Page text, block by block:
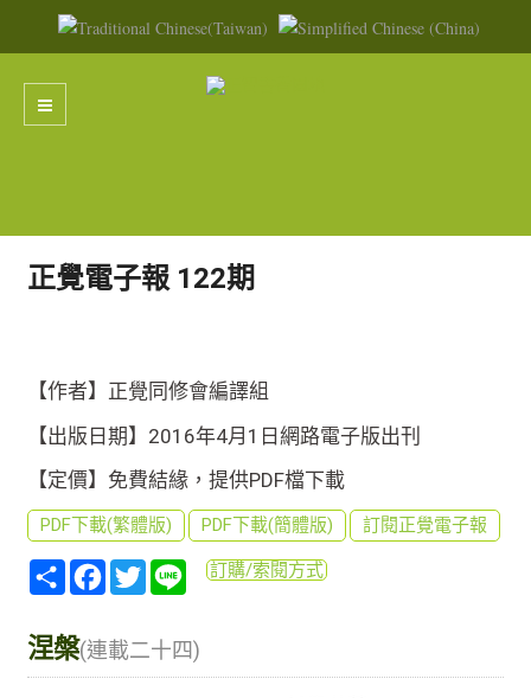
正覺電子報 122期
【作者】正覺同修會編譯組
【出版日期】2016年4月1日網路電子版出刊
【定價】免費結緣，提供PDF檔下載
PDF下載(繁體版) PDF下載(簡體版) 訂閱正覺電子報
分
享
Facebook
TwitterLine訂購/索閱方式
涅槃(連載二十四)